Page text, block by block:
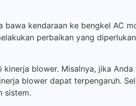
kendaraan ke bengkel AC
perbaikan yang
blower. Misalnya, jika
blower dapat terpengaruh.
sistem.